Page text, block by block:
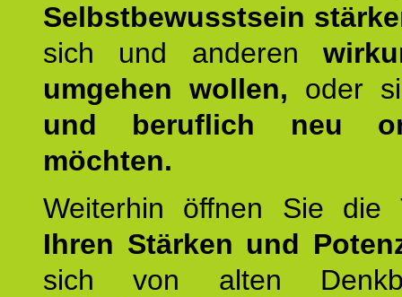
Selbstbewusstsein
sich und anderen
umgehen wollen, oder
und beruflich neu
möchten.
Weiterhin öffnen Sie
Ihren Stärken und
sich von alten